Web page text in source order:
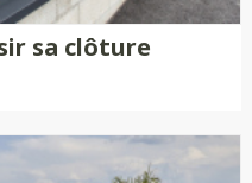
sa clôture